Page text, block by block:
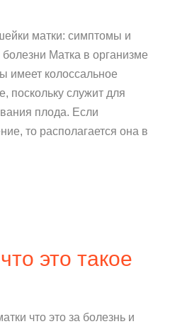
матки: симптомы и
болезни Матка в организме
имеет колоссальное
поскольку служит для
плода. Если
то располагается она в
это такое
что это за болезнь и